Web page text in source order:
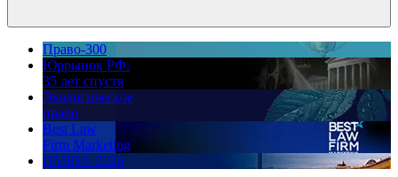
Право-300
Юррынок РФ:
35 лет спустя
Экологическое
право
Best Law
Firm Marketing
ПМЮФ 2026